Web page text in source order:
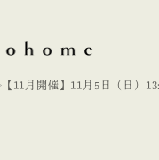
【11月開催】11月5日（日）